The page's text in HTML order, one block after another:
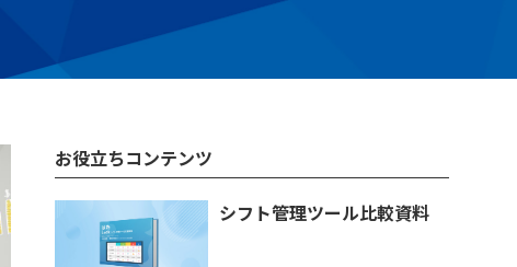
お役立ちコンテンツ
シフト管理ツール比較資料